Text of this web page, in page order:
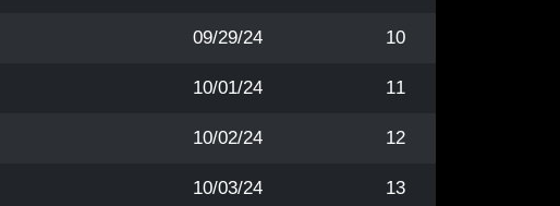
10
09/29/24
11
10/01/24
12
10/02/24
13
10/03/24